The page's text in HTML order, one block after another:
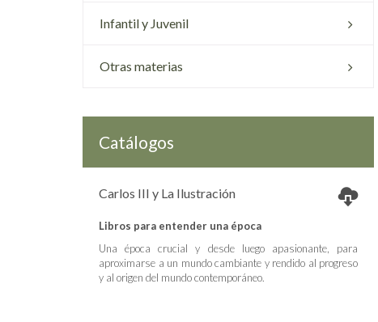
Infantil y Juvenil
Otras materias
Catálogos
Carlos III y La Ilustración
Libros para entender una época
Una época crucial y desde luego apasionante, para
aproximarse a un mundo cambiante y rendido al progreso
y al origen del mundo contemporáneo.